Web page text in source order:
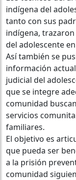
indígena del
tanto con sus
indígena,
del adolescente
Así también se
información
judicial del
que se integre
comunidad
servicios
familiares.
El objetivo es
que pueda ser
a la prisión
comunidad